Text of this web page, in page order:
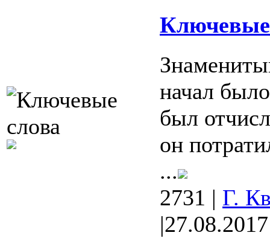
Ключевые
начал
был
он
...
2731 | Г.
|27.08.2017